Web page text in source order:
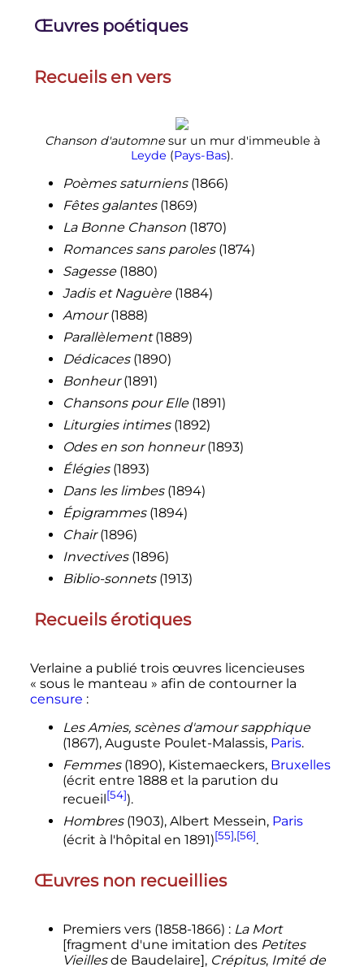
Œuvres poétiques
Recueils en vers
Chanson d'automnesur un mur d'immeuble à
Leyde (Pays-Bas).
Poèmes saturniens(1866)
Fêtes galantes(1869)
La Bonne Chanson(1870)
Romances sans paroles(1874)
Sagesse(1880)
Jadis et Naguère(1884)
Amour(1888)
Parallèlement(1889)
Dédicaces(1890)
Bonheur(1891)
Chansons pour Elle(1891)
Liturgies intimes(1892)
Odes en son honneur(1893)
Élégies(1893)
Dans les limbes(1894)
Épigrammes(1894)
Chair(1896)
Invectives(1896)
Biblio-sonnets(1913)
Recueils érotiques
Verlaine a publié trois œuvres licencieuses
« sous le manteau » afin de contourner la
censure :
Les Amies, scènes d'amour sapphique
(1867), Auguste Poulet-Malassis, Paris.
Femmes(1890), Kistemaeckers, Bruxelles
(écrit entre 1888 et la parution du
recueil[54]).
Hombres(1903), Albert Messein, Paris
(écrit à l'hôpital en 1891)[55],[56].
Œuvres non recueillies
Premiers vers (1858-1866) : La Mort
[fragment d'une imitation des Petites
Vieillesde Baudelaire], Crépitus, Imité de